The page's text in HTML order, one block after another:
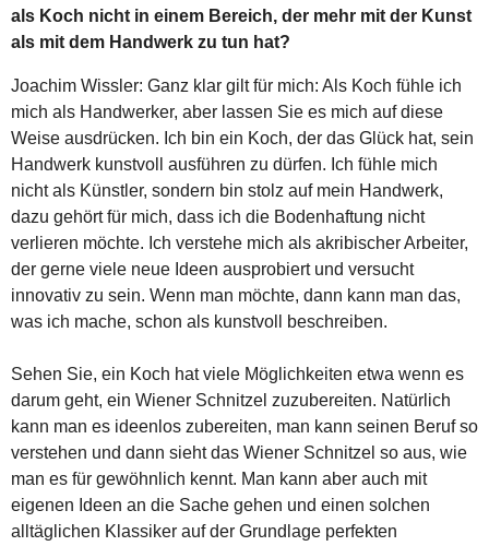
als Koch nicht in einem Bereich, der mehr mit der Kunst
als mit dem Handwerk zu tun hat?
Joachim Wissler: Ganz klar gilt für mich: Als Koch fühle ich
mich als Handwerker, aber lassen Sie es mich auf diese
Weise ausdrücken. Ich bin ein Koch, der das Glück hat, sein
Handwerk kunstvoll ausführen zu dürfen. Ich fühle mich
nicht als Künstler, sondern bin stolz auf mein Handwerk,
dazu gehört für mich, dass ich die Bodenhaftung nicht
verlieren möchte. Ich verstehe mich als akribischer Arbeiter,
der gerne viele neue Ideen ausprobiert und versucht
innovativ zu sein. Wenn man möchte, dann kann man das,
was ich mache, schon als kunstvoll beschreiben.
Sehen Sie, ein Koch hat viele Möglichkeiten etwa wenn es
darum geht, ein Wiener Schnitzel zuzubereiten. Natürlich
kann man es ideenlos zubereiten, man kann seinen Beruf so
verstehen und dann sieht das Wiener Schnitzel so aus, wie
man es für gewöhnlich kennt. Man kann aber auch mit
eigenen Ideen an die Sache gehen und einen solchen
alltäglichen Klassiker auf der Grundlage perfekten